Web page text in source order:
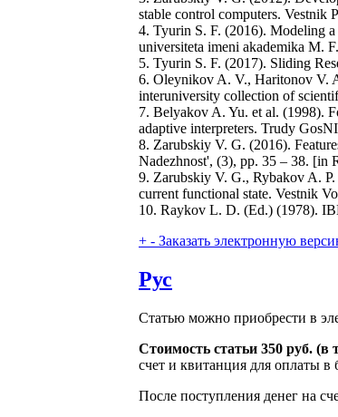
stable control computers. Vestnik
4. Tyurin S. F. (2016). Modeling a
universiteta imeni akademika M.
5. Tyurin S. F. (2017). Sliding
6. Oleynikov A. V., Haritonov V.
interuniversity collection of
7. Belyakov A. Yu. et al. (1998).
adaptive interpreters. Trudy
8. Zarubskiy V. G. (2016).
Nadezhnost', (3), pp. 35 – 38. [in
9. Zarubskiy V. G., Rybakov A. P.
current functional state. Vestnik
10. Raykov L. D. (Ed.) (1978).
+ - Заказать электронную
Рус
Статью можно приобрести в
Стоимость статьи 350 руб.
счет и квитанция для оплаты в
После поступления денег на